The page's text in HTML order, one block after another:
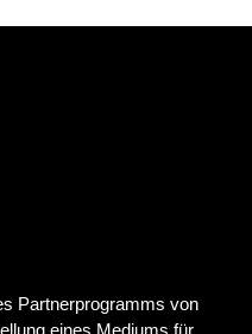
Partnerprogramms von